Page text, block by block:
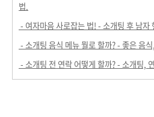
법.
- 여자마음 사로잡는 법! - 소개팅 후 남자
- 소개팅 음식 메뉴 뭘로 할까? - 좋은 음
- 소개팅 전 연락 어떻게 할까? - 소개팅,